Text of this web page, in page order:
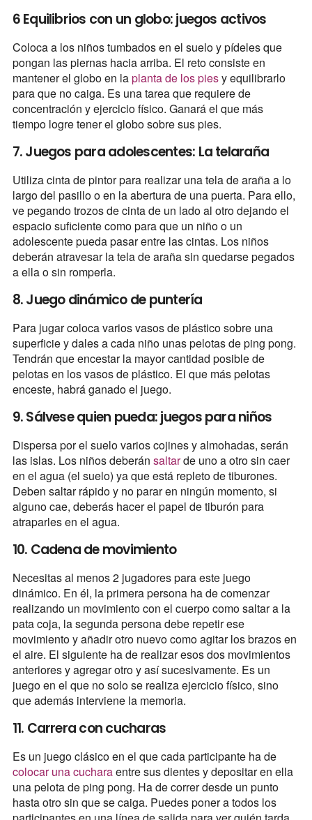
6 Equilibrios con un globo: juegos activos
Coloca a los niños tumbados en el suelo y pídeles que
pongan las piernas hacia arriba. El reto consiste en
mantener el globo en laplanta de los piesy equilibrarlo
para que no caiga. Es una tarea que requiere de
concentración y ejercicio físico. Ganará el que más
tiempo logre tener el globo sobre sus pies.
7. Juegos para adolescentes: La telaraña
Utiliza cinta de pintor para realizar una tela de araña a lo
largo del pasillo o en la abertura de una puerta. Para ello,
ve pegando trozos de cinta de un lado al otro dejando el
espacio suficiente como para que un niño o un
adolescente pueda pasar entre las cintas. Los niños
deberán atravesar la tela de araña sin quedarse pegados
a ella o sin romperla.
8. Juego dinámico de puntería
Para jugar coloca varios vasos de plástico sobre una
superficie y dales a cada niño unas pelotas de ping pong.
Tendrán que encestar la mayor cantidad posible de
pelotas en los vasos de plástico. El que más pelotas
enceste, habrá ganado el juego.
9. Sálvese quien pueda: juegos para niños
Dispersa por el suelo varios cojines y almohadas, serán
las islas. Los niños deberán saltarde uno a otro sin caer
en el agua (el suelo) ya que está repleto de tiburones.
Deben saltar rápido y no parar en ningún momento, si
alguno cae, deberás hacer el papel de tiburón para
atraparles en el agua.
10. Cadena de movimiento
Necesitas al menos 2 jugadores para este juego
dinámico. En él, la primera persona ha de comenzar
realizando un movimiento con el cuerpo como saltar a la
pata coja, la segunda persona debe repetir ese
movimiento y añadir otro nuevo como agitar los brazos en
el aire. El siguiente ha de realizar esos dos movimientos
anteriores y agregar otro y así sucesivamente. Es un
juego en el que no solo se realiza ejercicio físico, sino
que además interviene la memoria.
11. Carrera con cucharas
Es un juego clásico en el que cada participante ha de
colocar una cucharaentre sus dientes y depositar en ella
una pelota de ping pong. Ha de correr desde un punto
hasta otro sin que se caiga. Puedes poner a todos los